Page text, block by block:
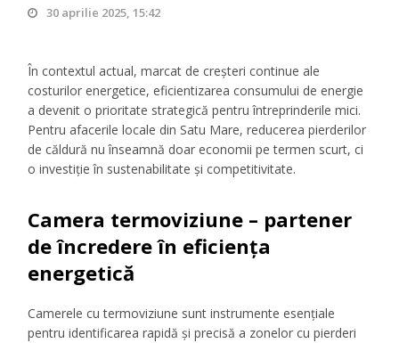
30 aprilie 2025, 15:42
În contextul actual, marcat de creșteri continue ale
costurilor energetice, eficientizarea consumului de energie
a devenit o prioritate strategică pentru întreprinderile mici.
Pentru afacerile locale din Satu Mare, reducerea pierderilor
de căldură nu înseamnă doar economii pe termen scurt, ci
o investiție în sustenabilitate și competitivitate.
Camera termoviziune – partener
de încredere în eficiența
energetică
Camerele cu termoviziune sunt instrumente esențiale
pentru identificarea rapidă și precisă a zonelor cu pierderi